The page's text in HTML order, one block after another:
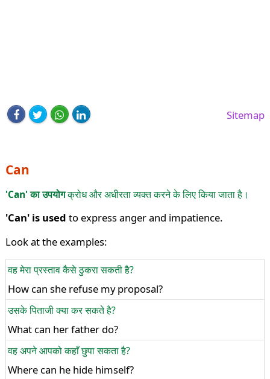
Sitemap
Can
'Can' का उपयोगक्रोध और अधीरता व्यक्त करने के लिए किया जाता है।
'Can' is used to express anger and impatience.
Look at the examples:
वह मेरा प्रस्ताव कैसे ठुकरा सकती है?
How can she refuse my proposal?
उसके पिताजी क्या कर सकते है?
What can her father do?
वह अपने आपको कहाँ छुपा सकता है?
Where can he hide himself?